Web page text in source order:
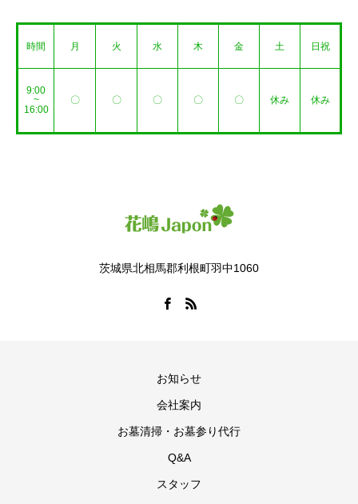
時間 月 火 水 木 金 土 日祝
9:00
~
16:00
〇 〇 〇 〇 〇 休み 休み
茨城県北相馬郡利根町羽中1060
お知らせ
会社案内
お墓清掃・お墓参り代行
Q&A
スタッフ